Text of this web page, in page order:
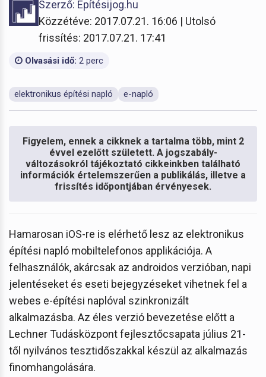
Szerző: Építésijog.hu
Közzétéve: 2017.07.21. 16:06 | Utolsó
frissítés: 2017.07.21. 17:41
Olvasási idő: 2 perc
elektronikus építési napló e-napló
Figyelem, ennek a cikknek a tartalma több, mint 2
évvel ezelőtt született. A jogszabály-
változásokról tájékoztató cikkeinkben található
információk értelemszerűen a publikálás, illetve a
frissítés időpontjában érvényesek.
Hamarosan iOS-re is elérhető lesz az elektronikus
építési napló mobiltelefonos applikációja. A
felhasználók, akárcsak az androidos verzióban, napi
jelentéseket és eseti bejegyzéseket vihetnek fel a
webes e-építési naplóval szinkronizált
alkalmazásba. Az éles verzió bevezetése előtt a
Lechner Tudásközpont fejlesztőcsapata július 21-
től nyilvános tesztidőszakkal készül az alkalmazás
finomhangolására.